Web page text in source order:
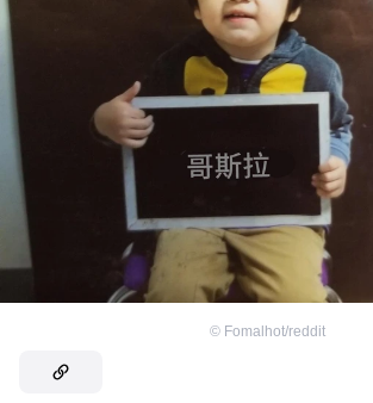
© Fomalhot/reddit